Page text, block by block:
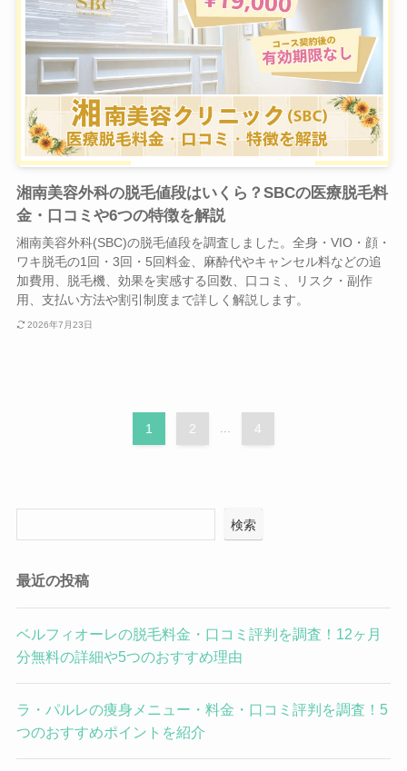
湘南美容外科の脱毛値段はいくら？SBCの医療脱毛料
金・口コミや6つの特徴を解説
湘南美容外科(SBC)の脱毛値段を調査しました。全身・VIO・顔・
ワキ脱毛の1回・3回・5回料金、麻酔代やキャンセル料などの追
加費用、脱毛機、効果を実感する回数、口コミ、リスク・副作
用、支払い方法や割引制度まで詳しく解説します。
2026年7月23日
1 2 4
検索
最近の投稿
ベルフィオーレの脱毛料金・口コミ評判を調査！12ヶ月
分無料の詳細や5つのおすすめ理由
ラ・パルレの痩身メニュー・料金・口コミ評判を調査！5
つのおすすめポイントを紹介